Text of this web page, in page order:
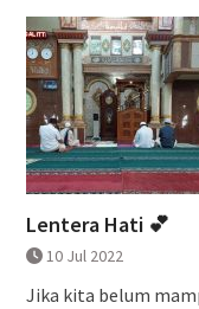
Lentera Hati 💕
10 Jul 2022
Jika kita belum